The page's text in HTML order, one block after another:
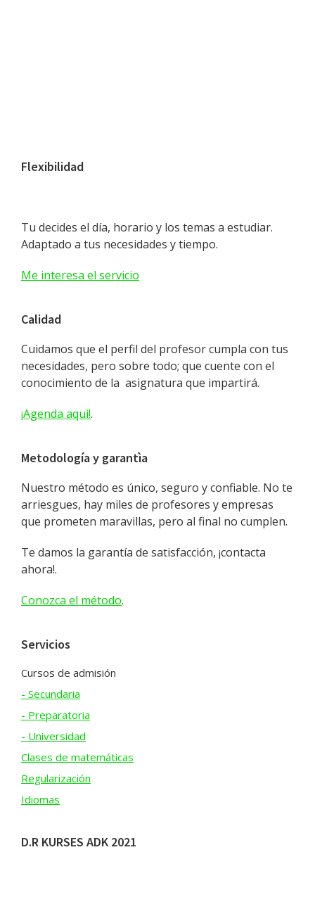
Flexibilidad
Tu decides el día, horario y los temas a estudiar.
Adaptado a tus necesidades y tiempo.
Me interesa el servicio
Calidad
Cuidamos que el perfil del profesor cumpla con tus
necesidades, pero sobre todo; que cuente con el
conocimiento de la asignatura que impartirá.
¡Agenda aquì!.
Metodología y garantìa
Nuestro método es único, seguro y confiable. No te
arriesgues, hay miles de profesores y empresas
que prometen maravillas, pero al final no cumplen.
Te damos la garantía de satisfacción, ¡contacta
ahora!.
Conozca el método.
Servicios
Cursos de admisión
- Secundaria
- Preparatoria
- Universidad
Clases de matemáticas
Regularización
Idiomas
D.R KURSES ADK 2021